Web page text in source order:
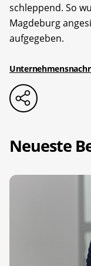
schleppend. So
Magdeburg
aufgegeben.
Neueste